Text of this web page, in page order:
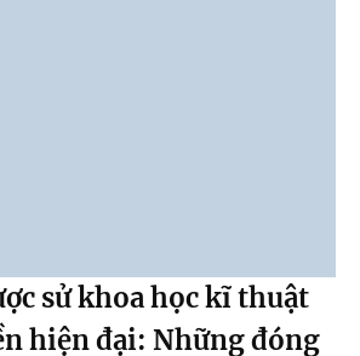
sử khoa học kĩ thuật
hiện đại: Những đóng